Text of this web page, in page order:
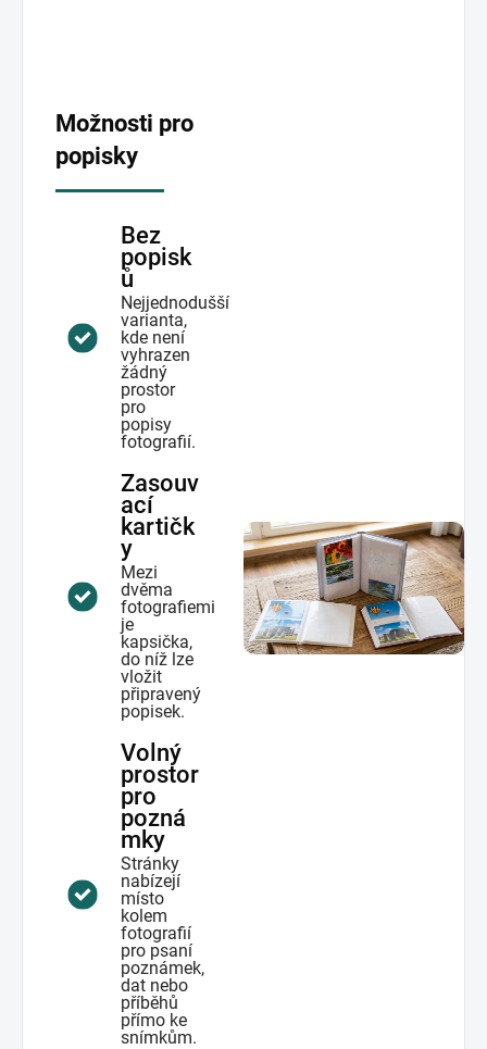
Možnosti pro
popisky
Bez
popisk
ů
Nejjednodušší
varianta,
kde není
vyhrazen
žádný
prostor
pro
popisy
fotografií.
Zasouv
ací
kartičk
y
Mezi
dvěma
fotografiemi
je
kapsička,
do níž lze
vložit
připravený
popisek.
Volný
prostor
pro
pozná
mky
Stránky
nabízejí
místo
kolem
fotografií
pro psaní
poznámek,
dat nebo
příběhů
přímo ke
snímkům.